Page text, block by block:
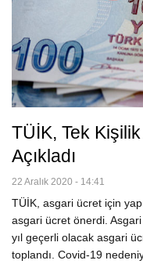
TÜİK, Tek
Açıkladı
22 Aralık 2020 - 14:41
TÜİK, asgari ücret için
asgari ücret önerdi.
yıl geçerli olacak asgari
toplandı. Covid-19